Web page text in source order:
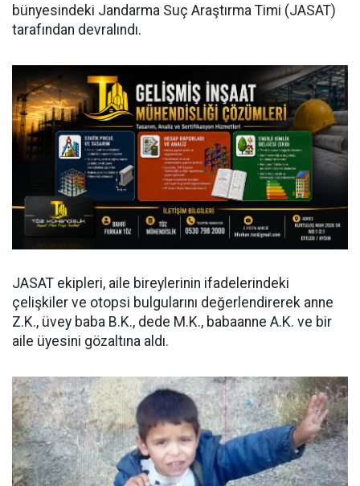
bünyesindeki Jandarma Suç Araştırma Timi (JASAT)
tarafından devralındı.
JASAT ekipleri, aile bireylerinin ifadelerindeki
çelişkiler ve otopsi bulgularını değerlendirerek anne
Z.K., üvey baba B.K., dede M.K., babaanne A.K. ve bir
aile üyesini gözaltına aldı.